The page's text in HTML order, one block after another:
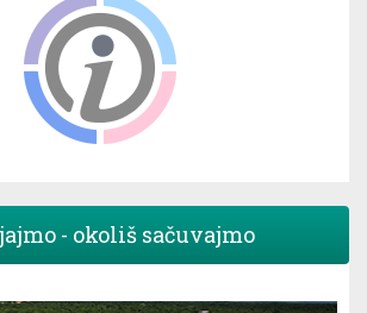
- okoliš sačuvajmo